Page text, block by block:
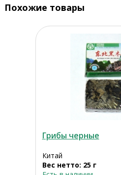
Похожие товары
Грибы черные
Китай
Вес нетто: 25 г